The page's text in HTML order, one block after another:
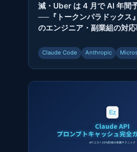
減・Uber は 4 月で AI 年間
──『トークンパラドックス
のエンジニア・副業組の対
Claude Code Anthropic